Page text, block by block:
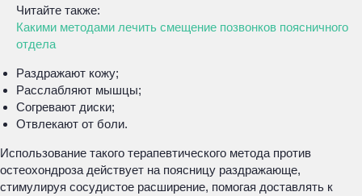
Читайте также:
Какими методами лечить смещение позвонков поясничного
отдела
Раздражают кожу;
Расслабляют мышцы;
Согревают диски;
Отвлекают от боли.
Использование такого терапевтического метода против
остеохондроза действует на поясницу раздражающе,
стимулируя сосудистое расширение, помогая доставлять к